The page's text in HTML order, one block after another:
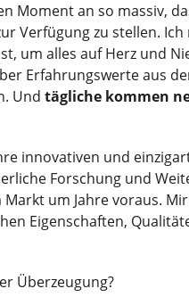
Moment an so massiv,
Verfügung zu stellen.
um alles auf Herz und
Erfahrungswerte aus
Undtägliche kommen
innovativen und
Forschung und
um Jahre voraus.
Eigenschaften,
Überzeugung?